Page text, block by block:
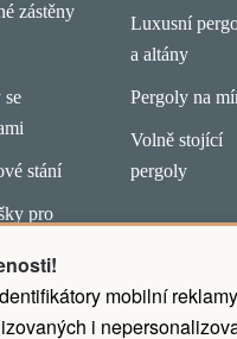
mobilní
i
zástěny
se
stání
pro
Luxusní
a altány
Pergoly na
Volně stojící
pergoly